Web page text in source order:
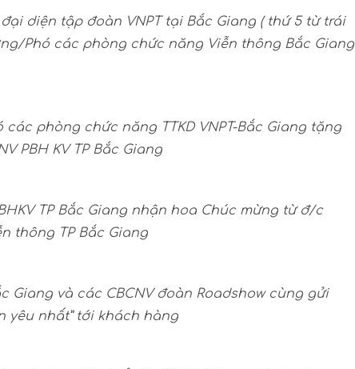
diện tập đoàn VNPT tại Bắc Giang ( thứ 5 từ trái
Phó các phòng chức năng Viễn thông Bắc Giang
phòng chức năng TTKD VNPT-Bắc Giang tặng
PBH KV TP Bắc Giang
TP Bắc Giang nhận hoa Chúc mừng từ đ/c
thông TP Bắc Giang
Giang và các CBCNV đoàn Roadshow cùng gửi
yêu nhất” tới khách hàng